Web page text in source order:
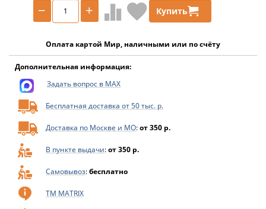
+
− Купить
Оплата картой Мир, наличными или по счёту
Дополнительная информация:
Задать вопрос в MAX
Бесплатная доставка от 50 тыс. р.
Доставка по Москве и МО:от 350 р.
В пункте выдачи:от 350 р.
Самовывоз:бесплатно
ТМ MATRIX